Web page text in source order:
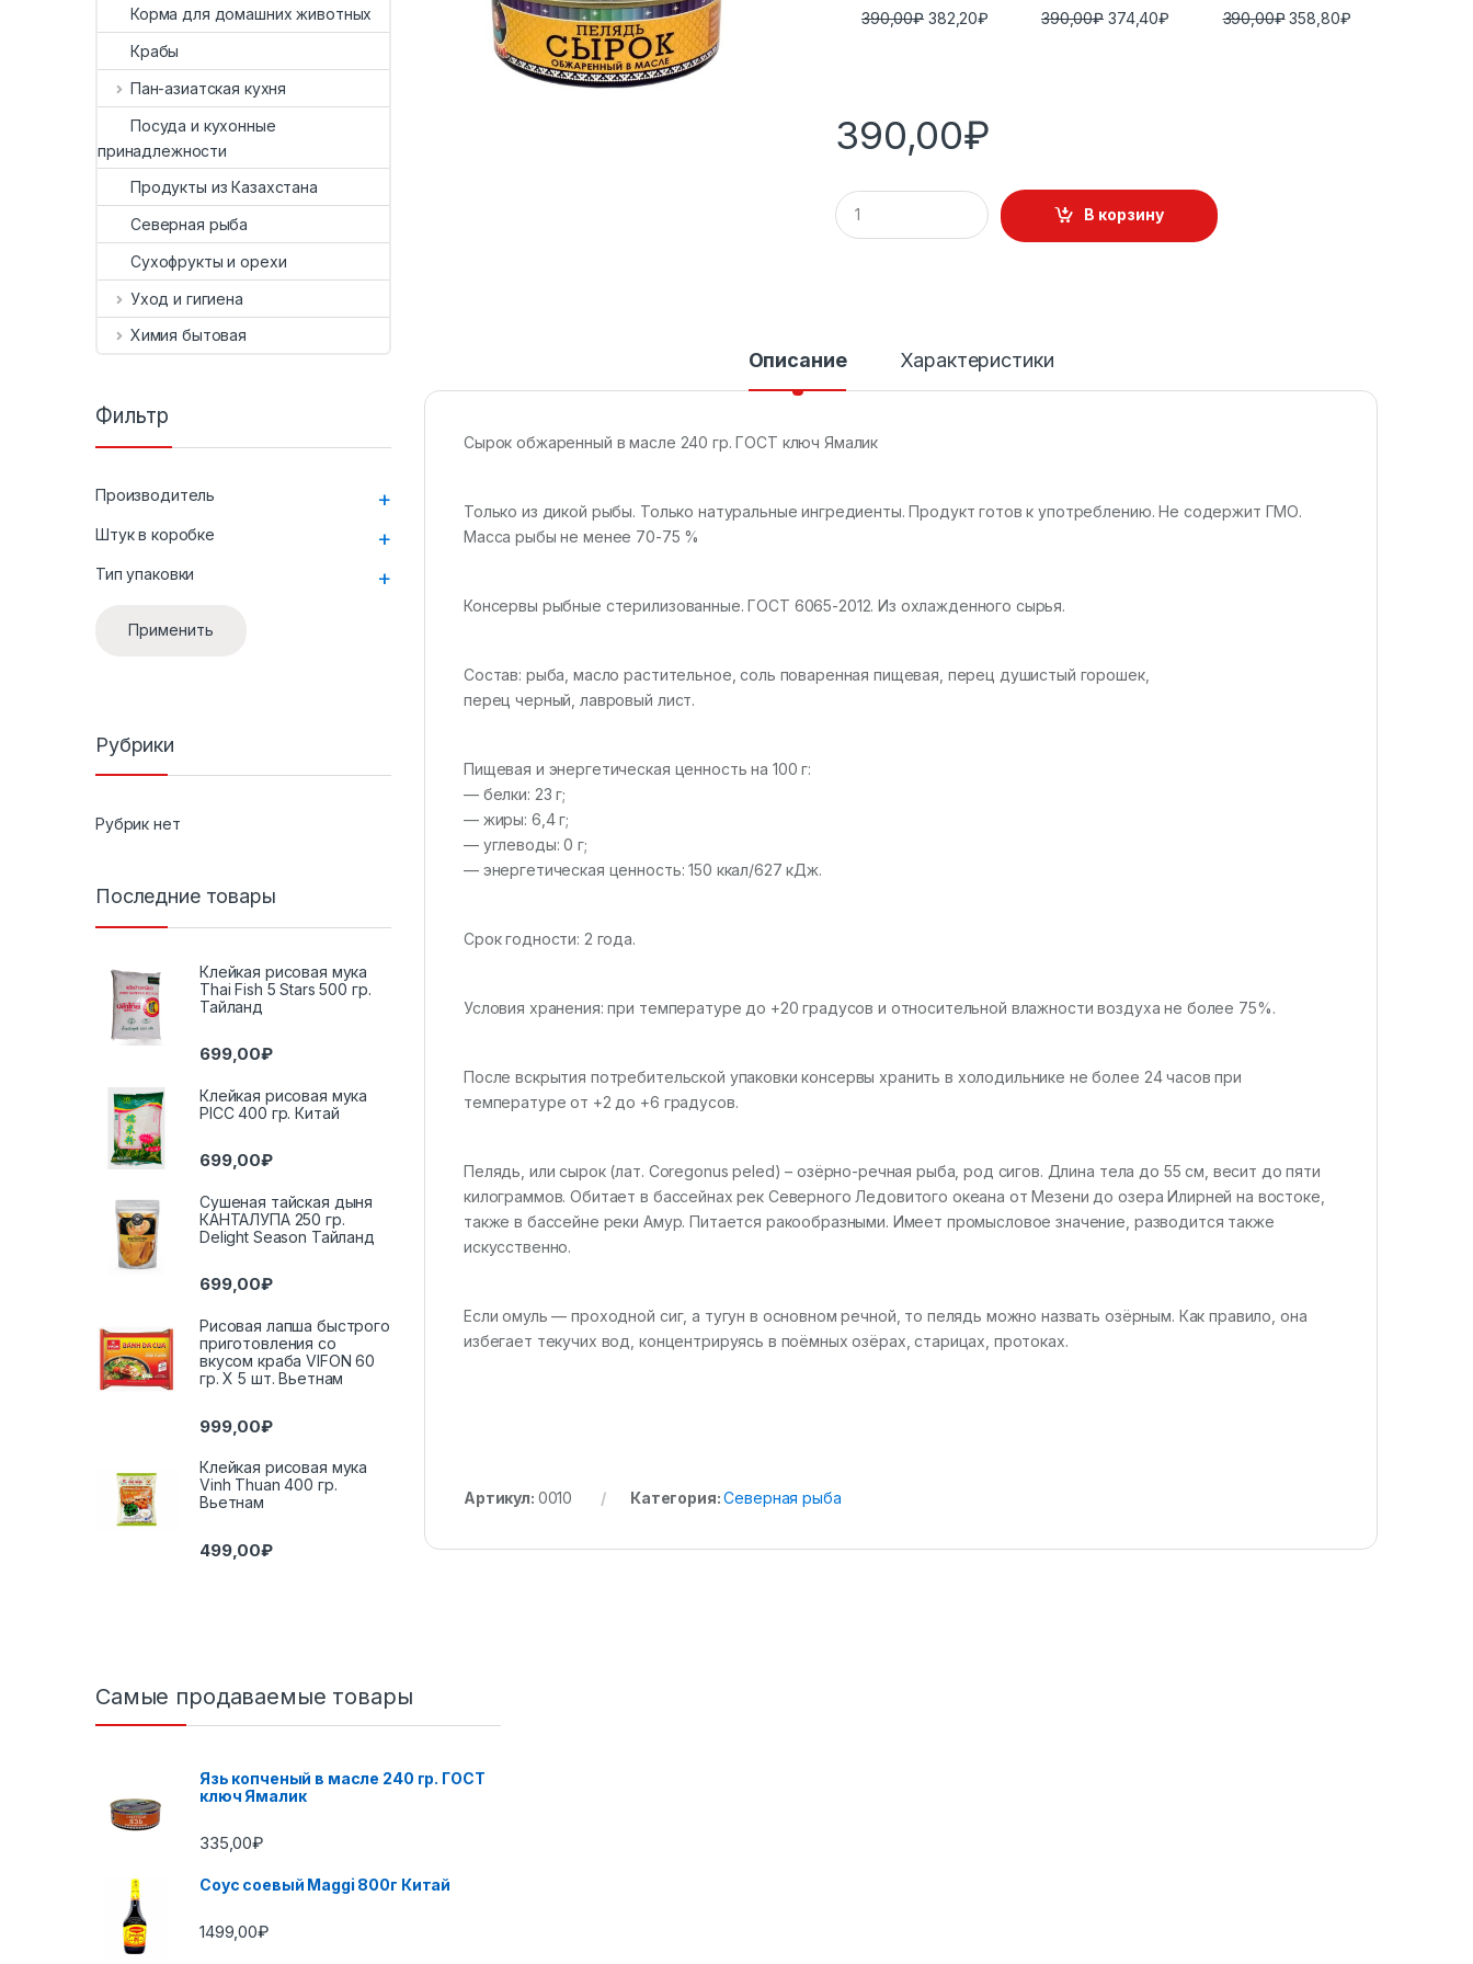
390,00₽ 382,20₽ 390,00₽ 374,40₽ 390,00₽ 358,80₽
390,00₽
К
о
л
в
В корзину
Описание Характеристики
Сырок обжаренный в масле 240 гр. ГОСТ ключ Ямалик
Только из дикой рыбы. Только натуральные ингредиенты. Продукт готов к употреблению. Не содержит ГМО.
Масса рыбы не менее 70-75 %
Консервы рыбные стерилизованные. ГОСТ 6065-2012. Из охлажденного сырья.
Состав: рыба, масло растительное, соль поваренная пищевая, перец душистый горошек,
перец черный, лавровый лист.
Пищевая и энергетическая ценность на 100 г:
— белки: 23 г;
— жиры: 6,4 г;
— углеводы: 0 г;
— энергетическая ценность: 150 ккал/627 кДж.
Срок годности: 2 года.
Условия хранения: при температуре до +20 градусов и относительной влажности воздуха не более 75%.
После вскрытия потребительской упаковки консервы хранить в холодильнике не более 24 часов при
температуре от +2 до +6 градусов.
Пелядь, или сырок (лат. Coregonus peled) – озёрно-речная рыба, род сигов. Длина тела до 55 см, весит до пяти
килограммов. Обитает в бассейнах рек Северного Ледовитого океана от Мезени до озера Илирней на востоке,
также в бассейне реки Амур. Питается ракообразными. Имеет промысловое значение, разводится также
искусственно.
Если омуль — проходной сиг, а тугун в основном речной, то пелядь можно назвать озёрным. Как правило, она
избегает текучих вод, концентрируясь в поёмных озёрах, старицах, протоках.
Артикул: 0010 Категория:Северная рыба
Корма для домашних животных
Крабы
Пан-азиатская кухня
Посуда и кухонные
принадлежности
Продукты из Казахстана
Северная рыба
Сухофрукты и орехи
Уход и гигиена
Химия бытовая
Фильтр
Производитель +
Штук в коробке +
Тип упаковки +
Применить
Рубрики
Рубрик нет
Последние товары
Клейкая рисовая мука
Thai Fish 5 Stars 500 гр.
Тайланд
699,00₽
Клейкая рисовая мука
PICC 400 гр. Китай
699,00₽
Сушеная тайская дыня
КАНТАЛУПА 250 гр.
Delight Season Тайланд
699,00₽
Рисовая лапша быстрого
приготовления со
вкусом краба VIFON 60
гр. Х 5 шт. Вьетнам
999,00₽
Клейкая рисовая мука
Vinh Thuan 400 гр.
Вьетнам
499,00₽
Самые продаваемые товары
Язь копченый в масле 240 гр. ГОСТ
ключ Ямалик
335,00₽
Соус соевый Maggi 800г Китай
1499,00₽